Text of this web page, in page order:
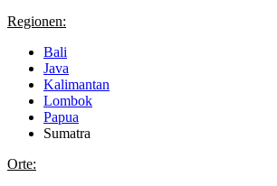
Regionen:
Bali
Java
Kalimantan
Lombok
Papua
Sumatra
Orte: